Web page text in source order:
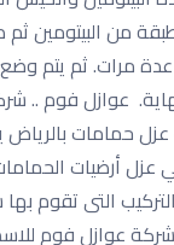
من البيتومين
عدة مرات. ثم يتم
عوازل فوم ..
حمامات
أرضيات
التى تقوم
شركة عوازل فوم